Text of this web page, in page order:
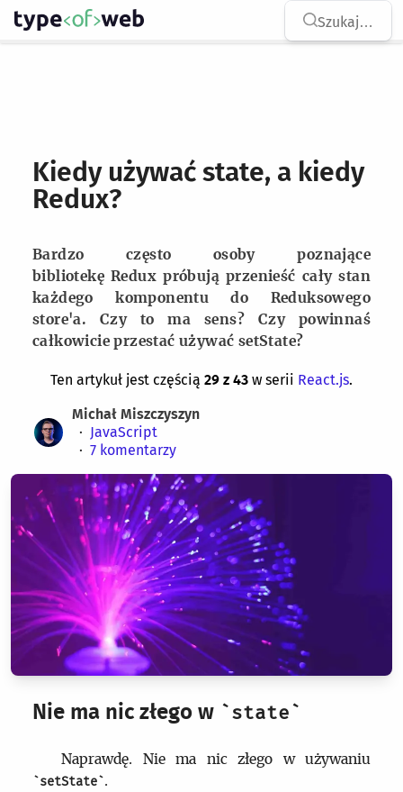
Type of Web
Kiedy używać state, a kiedy
Redux?
Bardzo często osoby poznające
bibliotekę Redux próbują przenieść cały stan
każdego komponentu do Reduksowego
store'a. Czy to ma sens? Czy powinnaś
całkowicie przestać używać setState?
Ten artykuł jest częścią 29 z 43 w serii React.js.
Michał Miszczyszyn
JavaScript
7 komentarzy
Nie ma nic złego w state
Naprawdę. Nie ma nic złego w używaniu
setState .
Szukajna
…